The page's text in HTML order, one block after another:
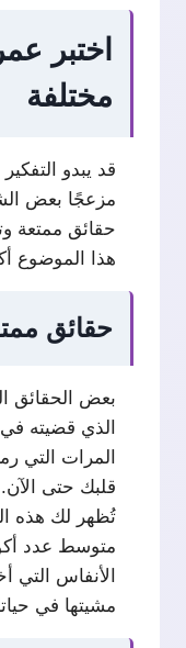
اختبر
مختلفة
قد يبدو
مزعجًا بعض
حقائق ممتعة
هذا الموضوع
حقائق
بعض الحقائق
الذي قضيته
المرات التي
قلبك حتى
تُظهر لك هذه
متوسط عدد
الأنفاس التي
مشيتها في